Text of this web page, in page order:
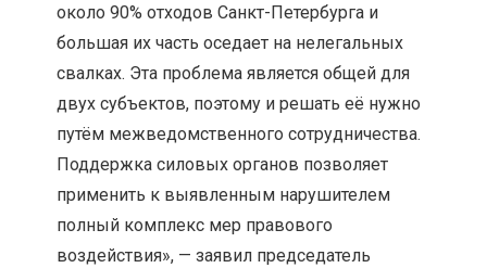
около 90% отходов Санкт-Петербурга и
большая их часть оседает на нелегальных
свалках. Эта проблема является общей для
двух субъектов, поэтому и решать её нужно
путём межведомственного сотрудничества.
Поддержка силовых органов позволяет
применить к выявленным нарушителем
полный комплекс мер правового
воздействия», — заявил председатель